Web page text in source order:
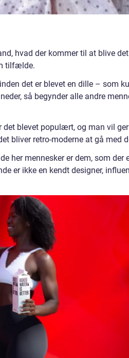
hvad der kommer til at blive
tilfælde.
det er blevet en dille – som
så begynder alle andre
blevet populært, og man vil
bliver retro-moderne at gå med
her mennesker er dem, som der
er ikke en kendt designer,